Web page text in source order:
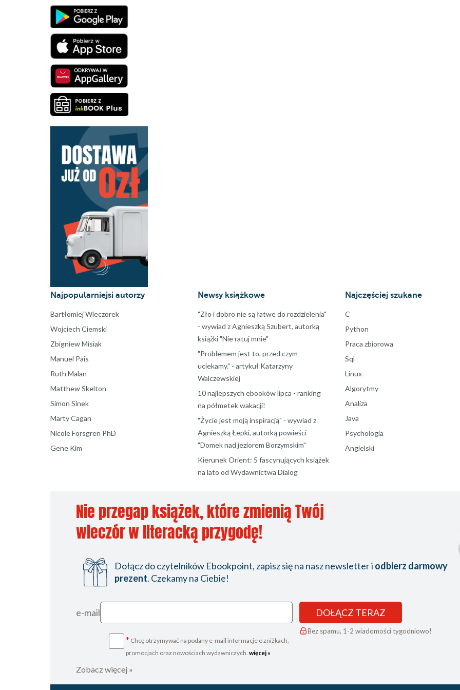
Najpopularniejsi autorzy
Bartłomiej Wieczorek
Wojciech Ciemski
Zbigniew Misiak
Manuel Pais
Ruth Malan
Matthew Skelton
Simon Sinek
Marty Cagan
Nicole Forsgren PhD
Gene Kim
Newsy książkowe
"Zło i dobro nie są łatwe do rozdzielenia"
- wywiad z Agnieszką Szubert, autorką
książki "Nie ratuj mnie"
"Problemem jest to, przed czym
uciekamy." - artykuł Katarzyny
Walczewskiej
10 najlepszych ebooków lipca - ranking
na półmetek wakacji!
"Życie jest moją inspiracją" - wywiad z
Agnieszką Łepki, autorką powieści
"Domek nad jeziorem Borzymskim"
Kierunek Orient: 5 fascynujących książek
na lato od Wydawnictwa Dialog
Najczęściej szukane
C
Python
Praca zbiorowa
Sql
Linux
Algorytmy
Analiza
Java
Psychologia
Angielski
Nie przegap książek, które zmienią Twój
wieczór w literacką przygodę!
Dołącz do czytelników Ebookpoint, zapisz się na nasz newsletter i odbierz darmowy
prezent. Czekamy na Ciebie!
e-mail
* Chcę otrzymywać na podany e-mail informacje o zniżkach,
promocjach oraz nowościach wydawniczych. więcej »
DOŁĄCZ TERAZ
Bez spamu, 1-2 wiadomości tygodniowo!
Zobacz więcej »